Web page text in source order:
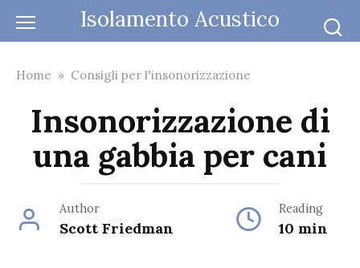
Isolamento Acustico
Home » Consigli per l'insonorizzazione
Insonorizzazione di
una gabbia per cani
Author
Scott Friedman
Reading
10 min